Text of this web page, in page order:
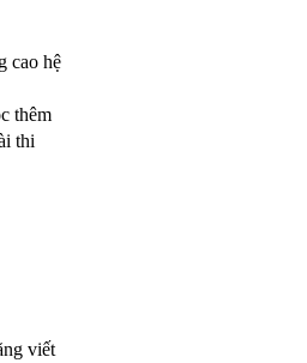
cao hệ
thêm
thi
viết